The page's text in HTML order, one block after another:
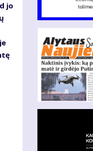
jo